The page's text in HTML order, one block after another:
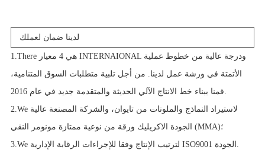
لدينا ضمان لعملك
1.There هي 4 معيار INTERNAIONAL ودرجة عالية من خطوط عملية
الأتمتة في ورشة عمل لدينا. من أجل تلبية متطلبات السوق المتنامية،
قمنا ببناء خط الانتاج الآلي الحديثة والمتقدمة جديد في عام 2016.
2.We لاستيراد النماذج والملونات من تايوان، والشركة المصنعة عالية
الجودة الاكريليك ورقة من نوعية ممتازة مونومر النقي (MMA)؛
3.We لترتيب الإنتاج وفقا للإجراءات الرقابة الإدارية ISO9001 الجودة.